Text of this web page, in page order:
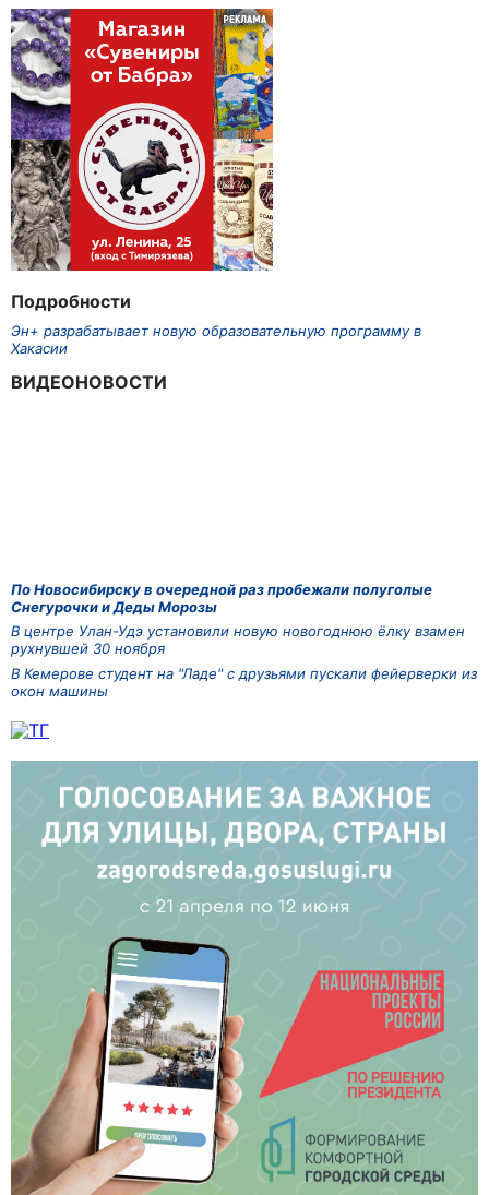
Подробности
Эн+ разрабатывает новую образовательную программу в
Хакасии
ВИДЕОНОВОСТИ
По Новосибирску в очередной раз пробежали полуголые
Снегурочки и Деды Морозы
В центре Улан-Удэ установили новую новогоднюю ёлку взамен
рухнувшей 30 ноября
В Кемерове студент на "Ладе" с друзьями пускали фейерверки из
окон машины